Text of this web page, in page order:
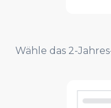
Wähle das 2-